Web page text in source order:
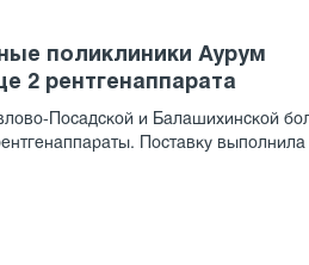
поликлиники Аурум
2 рентгенаппарата
Посадской и Балашихинской
Поставку выполнила